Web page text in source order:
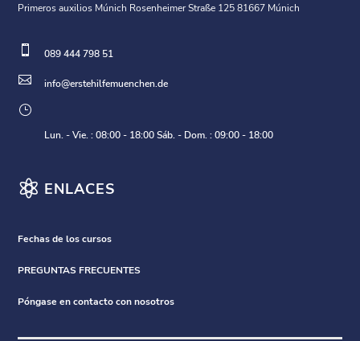
Primeros auxilios Múnich Rosenheimer Straße 125 81667 Múnich

089 444 798 51

info@erstehilfemuenchen.de
}
Lun. - Vie. : 08:00 - 18:00 Sáb. - Dom. : 09:00 - 18:00
 ENLACES
Fechas de los cursos
PREGUNTAS FRECUENTES
Póngase en contacto con nosotros